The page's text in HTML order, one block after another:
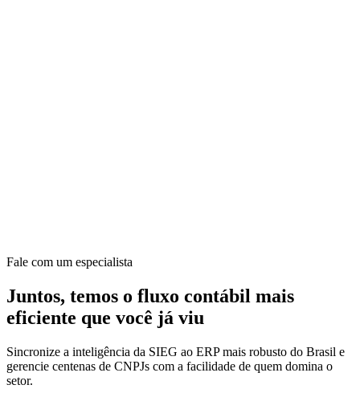
Fale com um especialista
Juntos, temos o fluxo contábil mais
eficiente que você já viu
Sincronize a inteligência da SIEG ao ERP mais robusto do Brasil e
gerencie centenas de CNPJs com a facilidade de quem domina o
setor.